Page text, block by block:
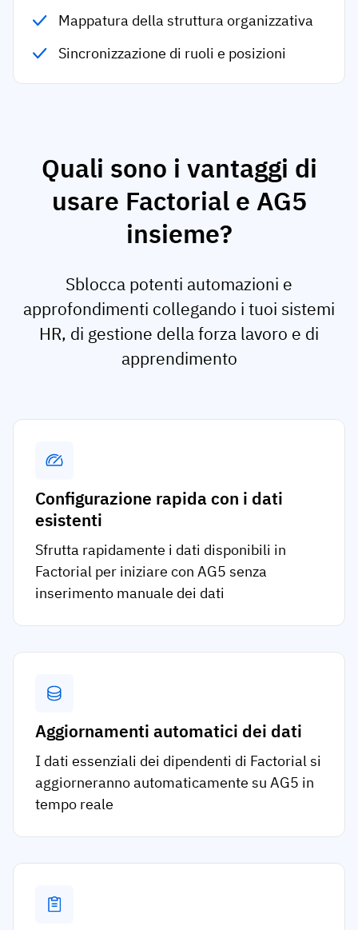
Mappatura della struttura organizzativa
Sincronizzazione di ruoli e posizioni
Quali sono i vantaggi di
usare Factorial e AG5
insieme?
Sblocca potenti automazioni e
approfondimenti collegando i tuoi sistemi
HR, di gestione della forza lavoro e di
apprendimento
Configurazione rapida con i dati
esistenti
Sfrutta rapidamente i dati disponibili in
Factorial per iniziare con AG5 senza
inserimento manuale dei dati
Aggiornamenti automatici dei dati
I dati essenziali dei dipendenti di Factorial si
aggiorneranno automaticamente su AG5 in
tempo reale